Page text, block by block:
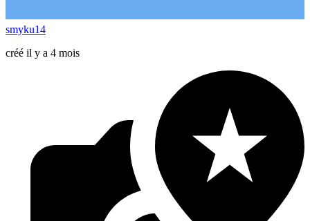
smyku14
créé il y a 4 mois